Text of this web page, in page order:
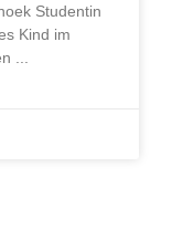
Studentin
Kind im